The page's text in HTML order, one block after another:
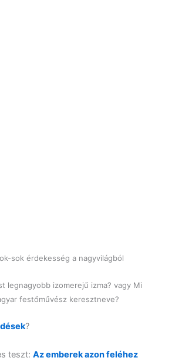
sok érdekesség a nagyvilágból
legnagyobb izomerejű izma? vagy Mi
festőművész keresztneve?
?
teszt: Az emberek azon feléhez